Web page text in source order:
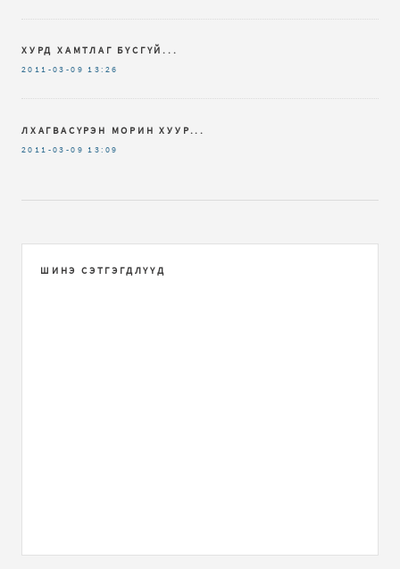
ХУРД ХАМТЛАГ БҮСГҮЙ...
2011-03-09 13:26
ЛХАГВАСҮРЭН МОРИН ХУУР...
2011-03-09 13:09
ШИНЭ СЭТГЭГДЛҮҮД